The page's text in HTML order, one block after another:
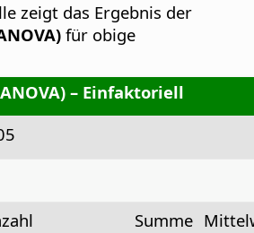
zeigt das Ergebnis der
für obige
– Einfaktoriell
Summe